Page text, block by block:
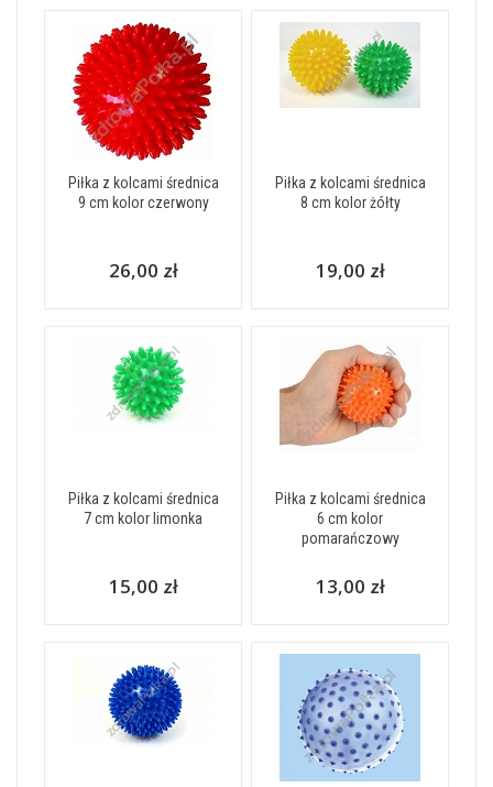
Piłka z kolcami średnica
9 cm kolor czerwony
26,00 zł
Piłka z kolcami średnica
8 cm kolor żółty
19,00 zł
Piłka z kolcami średnica
7 cm kolor limonka
15,00 zł
Piłka z kolcami średnica
6 cm kolor
pomarańczowy
13,00 zł